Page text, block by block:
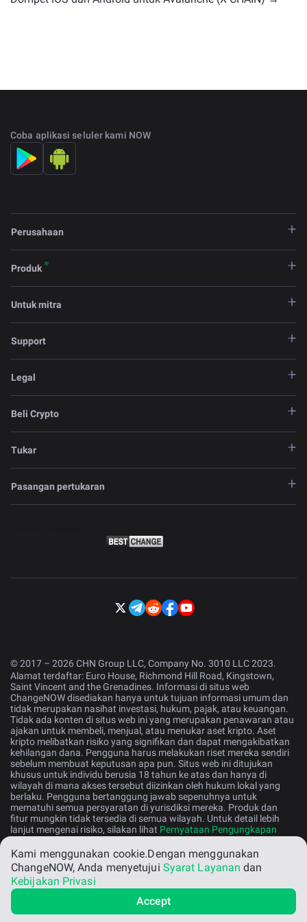
Coba aplikasi seluler kami NOW
Perusahaan
Produk
Untuk mitra
Support
Legal
Beli Crypto
Tukar
Pasangan pertukaran
© 2017 – 2026 CHN Group LLC, Company No. 3010 LLC 2023.
Alamat terdaftar: Euro House, Richmond Hill Road, Kingstown,
Saint Vincent and the Grenadines. Informasi di situs web
ChangeNOW disediakan hanya untuk tujuan informasi umum dan
tidak merupakan nasihat investasi, hukum, pajak, atau keuangan.
Tidak ada konten di situs web ini yang merupakan penawaran atau
ajakan untuk membeli, menjual, atau menukar aset kripto. Aset
kripto melibatkan risiko yang signifikan dan dapat mengakibatkan
kehilangan dana. Pengguna harus melakukan riset mereka sendiri
sebelum membuat keputusan apa pun. Situs web ini ditujukan
khusus untuk individu berusia 18 tahun ke atas dan hanya di
wilayah di mana akses tersebut diizinkan oleh hukum lokal yang
berlaku. Pengguna bertanggung jawab sepenuhnya untuk
mematuhi semua persyaratan di yurisdiksi mereka. Produk dan
fitur mungkin tidak tersedia di semua wilayah. Untuk detail lebih
lanjut mengenai risiko, silakan lihat Pernyataan Pengungkapan
Bahasa Indonesia
Kami menggunakan cookie.Dengan menggunakan
ChangeNOW, Anda menyetujui Syarat Layanan dan
Kebijakan Privasi
Accept